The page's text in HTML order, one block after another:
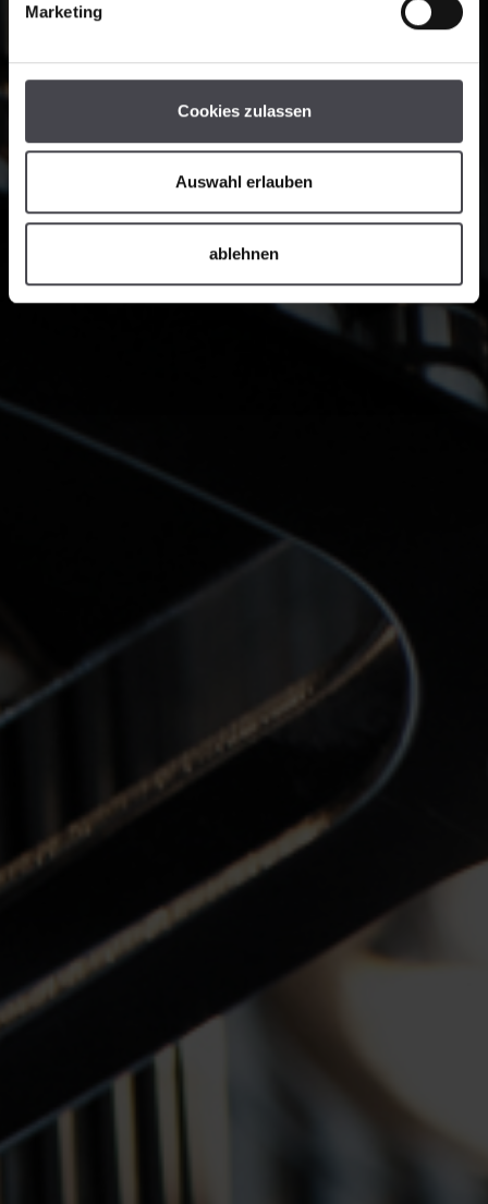
Marketing
Cookies zulassen
Auswahl erlauben
ablehnen